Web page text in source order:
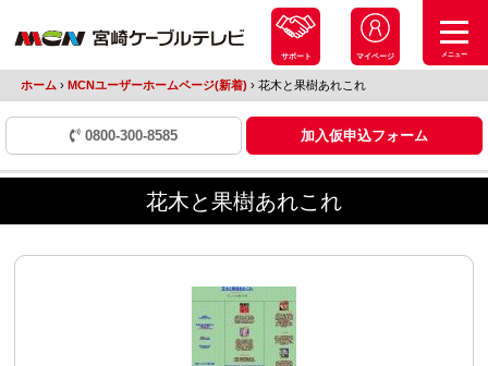
サポート マイページ メニュー
ホーム › MCNユーザーホームページ(新着) ›花木と果樹あれこれ
0800-300-8585 加入仮申込フォーム
花木と果樹あれこれ